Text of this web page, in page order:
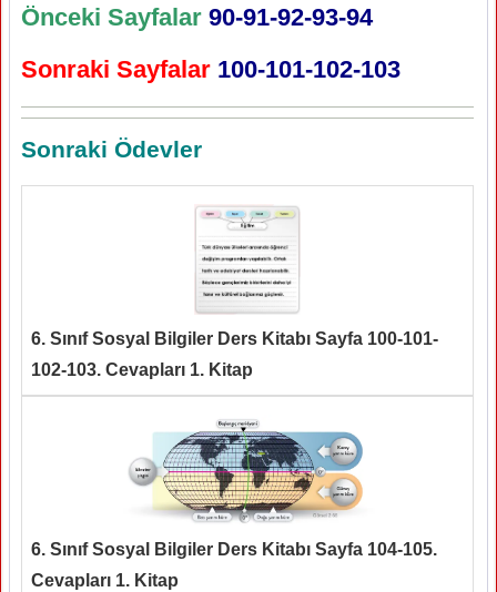
Önceki Sayfalar 90-91-92-93-94
Sonraki Sayfalar 100-101-102-103
Sonraki Ödevler
6. Sınıf Sosyal Bilgiler Ders Kitabı Sayfa 100-101-
102-103. Cevapları 1. Kitap
6. Sınıf Sosyal Bilgiler Ders Kitabı Sayfa 104-105.
Cevapları 1. Kitap